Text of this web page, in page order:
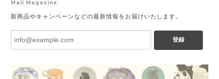
Mail Magazine
新商品やキャンペーンなどの最新情報をお届けいたします。
登録